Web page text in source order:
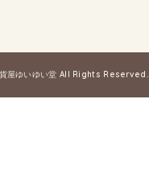
屋ゆいゆい堂 All Rights Reserved.